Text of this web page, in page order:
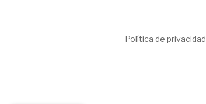
Política de privacidad